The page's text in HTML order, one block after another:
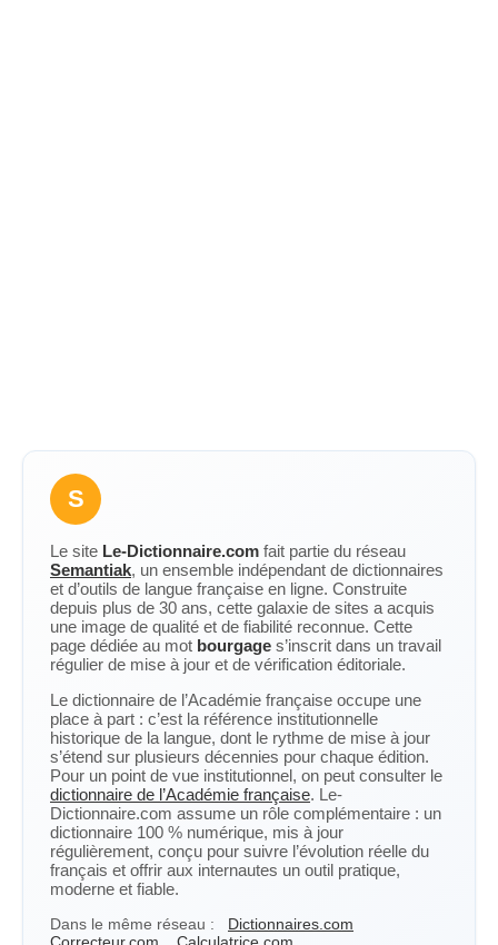
S
Le site Le-Dictionnaire.com fait partie du réseau
Semantiak, un ensemble indépendant de dictionnaires
et d’outils de langue française en ligne. Construite
depuis plus de 30 ans, cette galaxie de sites a acquis
une image de qualité et de fiabilité reconnue. Cette
page dédiée au mot bourgage s’inscrit dans un travail
régulier de mise à jour et de vérification éditoriale.
Le dictionnaire de l’Académie française occupe une
place à part : c’est la référence institutionnelle
historique de la langue, dont le rythme de mise à jour
s’étend sur plusieurs décennies pour chaque édition.
Pour un point de vue institutionnel, on peut consulter le
dictionnaire de l’Académie française. Le-
Dictionnaire.com assume un rôle complémentaire : un
dictionnaire 100 % numérique, mis à jour
régulièrement, conçu pour suivre l’évolution réelle du
français et offrir aux internautes un outil pratique,
moderne et fiable.
Dans le même réseau :
Dictionnaires.com